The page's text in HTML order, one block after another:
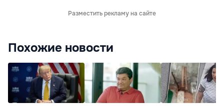
Разместить рекламу на сайте
Похожие новости